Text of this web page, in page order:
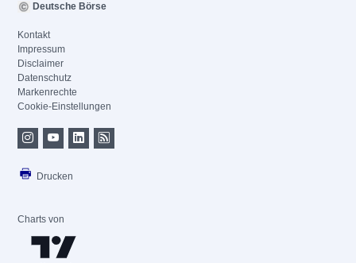
Deutsche Börse
Kontakt
Impressum
Disclaimer
Datenschutz
Markenrechte
Cookie-Einstellungen
Drucken
Charts von